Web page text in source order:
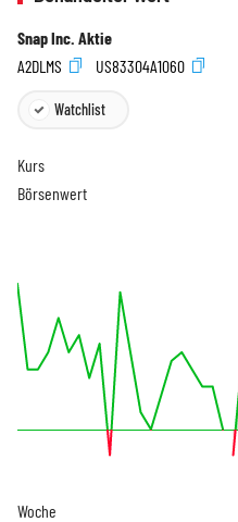
Snap Inc. Aktie
A2DLMS
US83304A1060
Watchlist
Kurs
Börsenwert
Woche